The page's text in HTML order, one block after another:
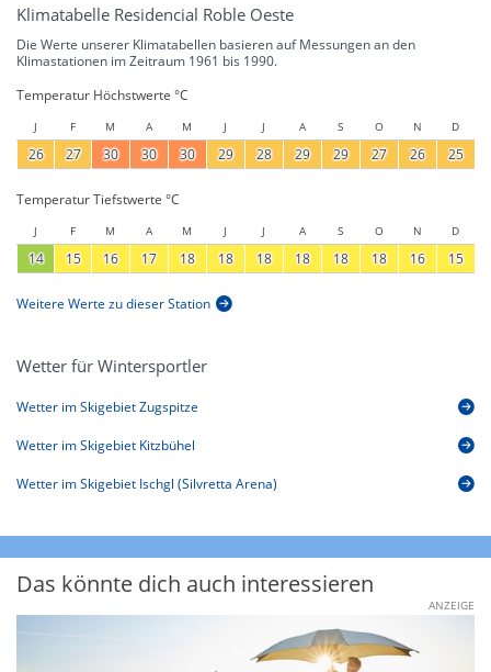
Klimatabelle Residencial Roble Oeste
Die Werte unserer Klimatabellen basieren auf Messungen an den
Klimastationen im Zeitraum 1961 bis 1990.
Temperatur Höchstwerte °C
J F M A M J J A S O N D
26 27 30 30 30 29 28 29 29 27 26 25
Temperatur Tiefstwerte °C
J F M A M J J A S O N D
14 15 16 17 18 18 18 18 18 18 16 15
Weitere Werte zu dieser Station
Wetter für Wintersportler
Wetter im Skigebiet Zugspitze
Wetter im Skigebiet Kitzbühel
Wetter im Skigebiet Ischgl (Silvretta Arena)
Das könnte dich auch interessieren
ANZEIGE